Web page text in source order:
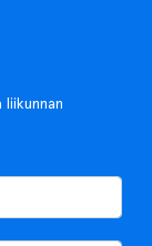
liikunnan